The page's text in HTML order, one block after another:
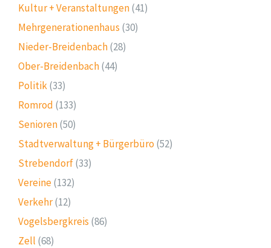
Kultur + Veranstaltungen(41)
Mehrgenerationenhaus (30)
Nieder-Breidenbach(28)
Ober-Breidenbach(44)
Politik(33)
Romrod (133)
Senioren(50)
Stadtverwaltung + Bürgerbüro (52)
Strebendorf(33)
Vereine(132)
Verkehr(12)
Vogelsbergkreis (86)
Zell (68)